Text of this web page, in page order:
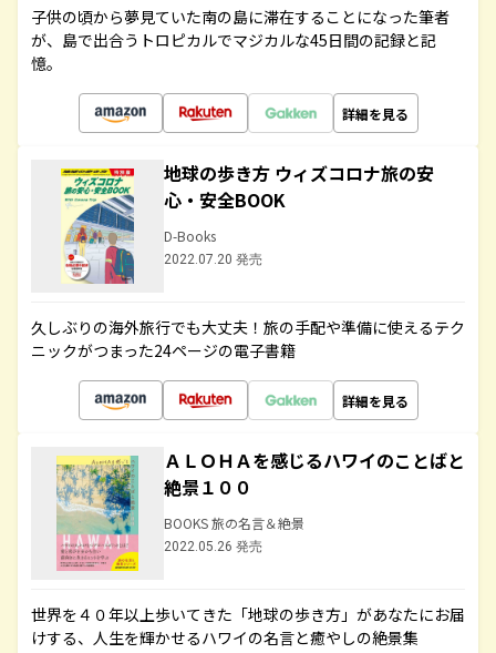
子供の頃から夢見ていた南の島に滞在することになった筆者
が、島で出合うトロピカルでマジカルな45日間の記録と記
憶。
詳細を見る
地球の歩き方 ウィズコロナ旅の安
心・安全BOOK
D-Books
2022.07.20 発売
久しぶりの海外旅行でも大丈夫！旅の手配や準備に使えるテク
ニックがつまった24ページの電子書籍
詳細を見る
ＡＬＯＨＡを感じるハワイのことばと
絶景１００
BOOKS 旅の名言＆絶景
2022.05.26 発売
世界を４０年以上歩いてきた「地球の歩き方」があなたにお届
けする、人生を輝かせるハワイの名言と癒やしの絶景集